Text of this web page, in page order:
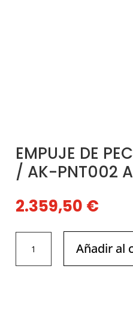
EMPUJE DE
/ AK-PNT002
2.359,50 €
PECHO
Añadir al